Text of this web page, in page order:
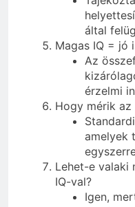
által
Magas IQ = jó
Az
érzelmi
Hogy mérik az
amelyek
Lehet-e valaki
IQ-val?
Igen,